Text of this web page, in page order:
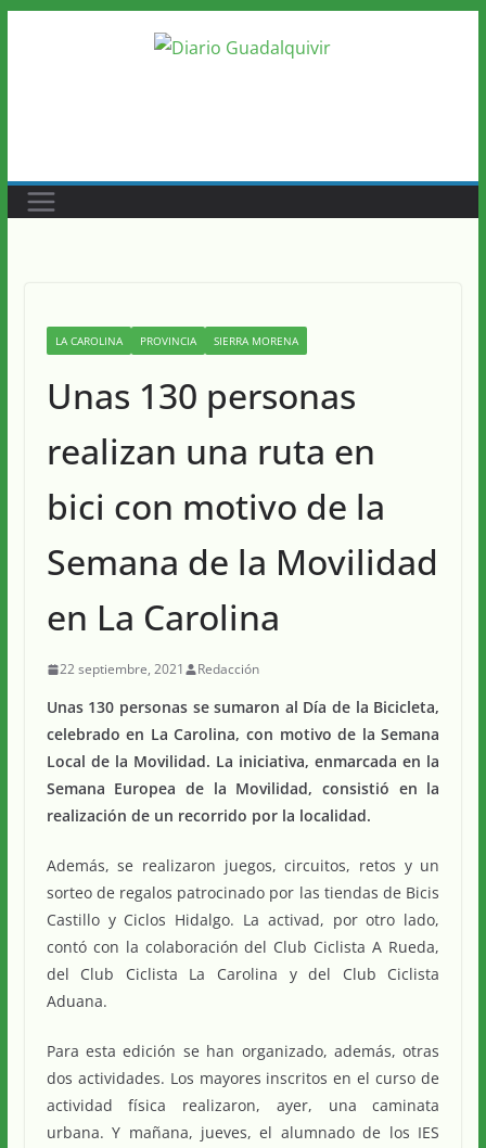
LA CAROLINA PROVINCIA SIERRA MORENA
Unas 130 personas
realizan una ruta en
bici con motivo de la
Semana de la Movilidad
en La Carolina
22 septiembre, 2021 Redacción
Unas 130 personas se sumaron al Día de la Bicicleta,
celebrado en La Carolina, con motivo de la Semana
Local de la Movilidad. La iniciativa, enmarcada en la
Semana Europea de la Movilidad, consistió en la
realización de un recorrido por la localidad.
Además, se realizaron juegos, circuitos, retos y un
sorteo de regalos patrocinado por las tiendas de Bicis
Castillo y Ciclos Hidalgo. La activad, por otro lado,
contó con la colaboración del Club Ciclista A Rueda,
del Club Ciclista La Carolina y del Club Ciclista
Aduana.
Para esta edición se han organizado, además, otras
dos actividades. Los mayores inscritos en el curso de
actividad física realizaron, ayer, una caminata
urbana. Y mañana, jueves, el alumnado de los IES